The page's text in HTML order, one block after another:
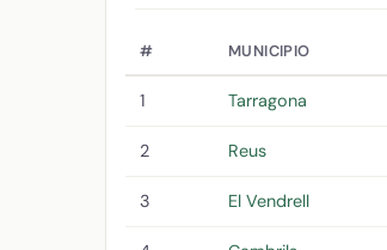
# MUNICIPIO
1 Tarragona
2 Reus
3 El Vendrell